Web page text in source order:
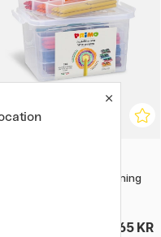
Skole 216-pakning
765 KR